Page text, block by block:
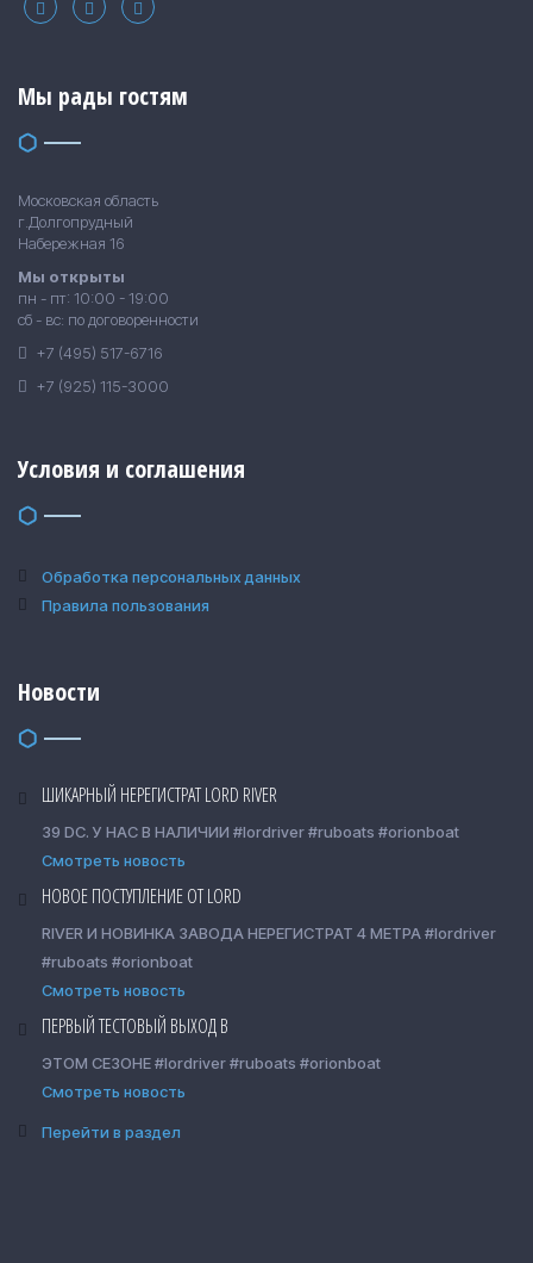
Мы рады гостям
Московская область
г.Долгопрудный
Набережная 16
Мы открыты
пн - пт: 10:00 - 19:00
сб - вс: по договоренности
+7 (495) 517-6716
+7 (925) 115-3000
Условия и соглашения
Обработка персональных данных
Правила пользования
Новости
ШИКАРНЫЙ НЕРЕГИСТРАТ LORD RIVER
39 DC. У НАС В НАЛИЧИИ #lordriver #ruboats #orionboat
Смотреть новость
НОВОЕ ПОСТУПЛЕНИЕ ОТ LORD
RIVER И НОВИНКА ЗАВОДА НЕРЕГИСТРАТ 4 МЕТРА #lordriver
#ruboats #orionboat
Смотреть новость
ПЕРВЫЙ ТЕСТОВЫЙ ВЫХОД В
ЭТОМ СЕЗОНЕ #lordriver #ruboats #orionboat
Смотреть новость
Перейти в раздел